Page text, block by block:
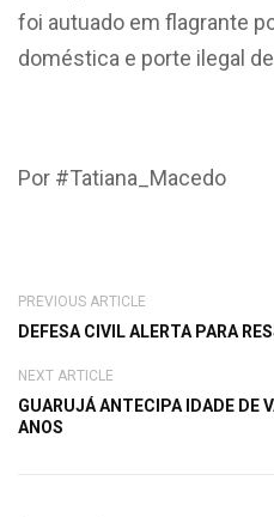
foi autuado em flagrante
doméstica e porte ilegal
Por #Tatiana_Macedo
PREVIOUS ARTICLE
DEFESA CIVIL ALERTA PARA
NEXT ARTICLE
GUARUJÁ ANTECIPA IDADE DE
ANOS